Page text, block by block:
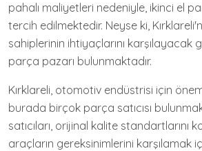
pahalı maliyetleri nedeniyle, ikinci el
tercih edilmektedir. Neyse ki,
sahiplerinin ihtiyaçlarını karşılayacak
parça pazarı bulunmaktadır.
Kırklareli, otomotiv endüstrisi için
burada birçok parça satıcısı
satıcıları, orijinal kalite standartlarını
araçların gereksinimlerini karşılamak